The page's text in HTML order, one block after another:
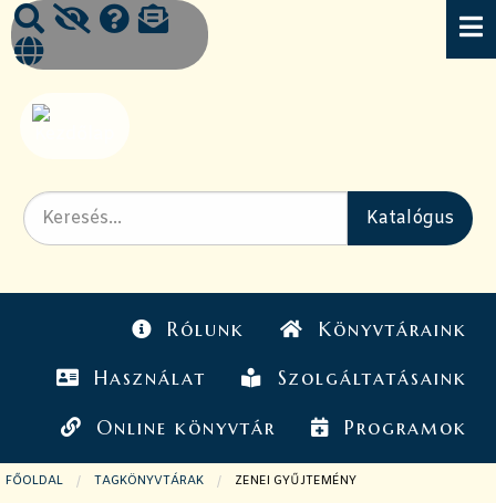
Rólunk Könyvtáraink
Használat Szolgáltatásaink
Online könyvtár Programok
FŐOLDAL TAGKÖNYVTÁRAK JELENLEGI OLDAL:
ZENEI GYŰJTEMÉNY